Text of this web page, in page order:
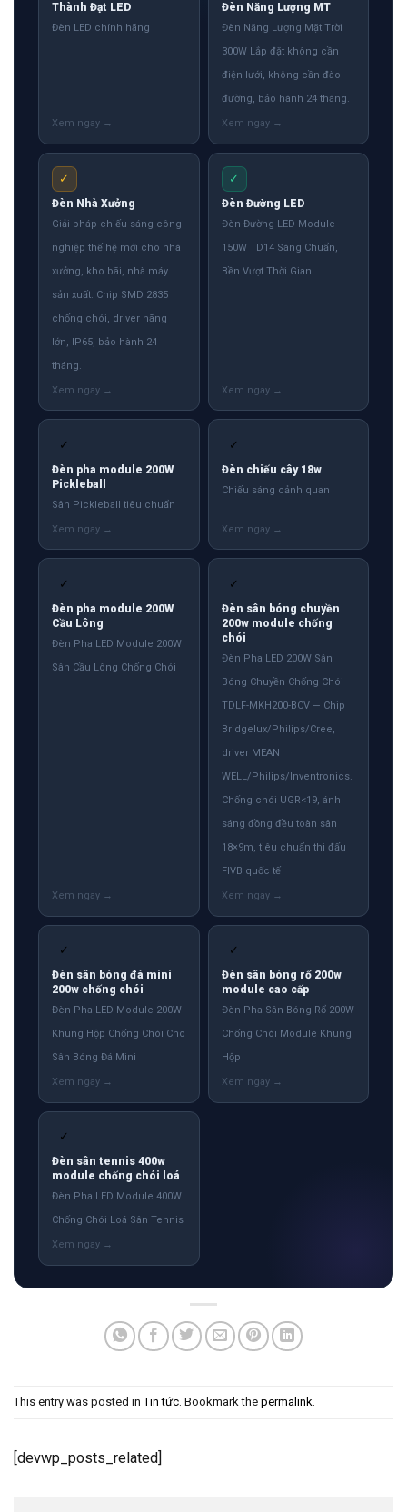
Thành Đạt LED
Đèn LED chính hãng
Đèn Năng Lượng MT
Đèn Năng Lượng Mặt Trời
300W Lắp đặt không cần
điện lưới, không cần đào
đường, bảo hành 24 tháng.
✓
Đèn Nhà Xưởng
Giải pháp chiếu sáng công
nghiệp thế hệ mới cho nhà
xưởng, kho bãi, nhà máy
sản xuất. Chip SMD 2835
chống chói, driver hãng
lớn, IP65, bảo hành 24
tháng.
✓
Đèn Đường LED
Đèn Đường LED Module
150W TD14 Sáng Chuẩn,
Bền Vượt Thời Gian
✓
Đèn pha module 200W
Pickleball
Sân Pickleball tiêu chuẩn
✓
Đèn chiếu cây 18w
Chiếu sáng cảnh quan
✓
Đèn pha module 200W
Cầu Lông
Đèn Pha LED Module 200W
Sân Cầu Lông Chống Chói
✓
Đèn sân bóng chuyền
200w module chống
chói
Đèn Pha LED 200W Sân
Bóng Chuyền Chống Chói
TDLF-MKH200-BCV — Chip
Bridgelux/Philips/Cree,
driver MEAN
WELL/Philips/Inventronics.
Chống chói UGR<19, ánh
sáng đồng đều toàn sân
18×9m, tiêu chuẩn thi đấu
FIVB quốc tế
✓
Đèn sân bóng đá mini
200w chống chói
Đèn Pha LED Module 200W
Khung Hộp Chống Chói Cho
Sân Bóng Đá Mini
✓
Đèn sân bóng rổ 200w
module cao cấp
Đèn Pha Sân Bóng Rổ 200W
Chống Chói Module Khung
Hộp
✓
Đèn sân tennis 400w
module chống chói loá
Đèn Pha LED Module 400W
Chống Chói Loá Sân Tennis
This entry was posted inTin tức . Bookmark the permalink
[devwp_posts_related]